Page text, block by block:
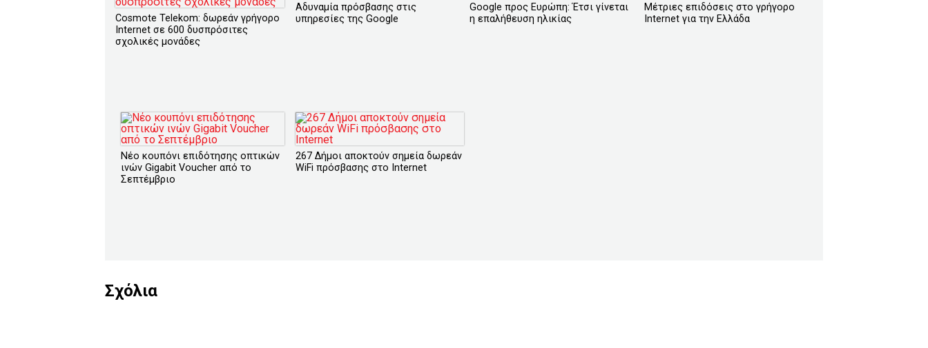
Cosmote Telekom: δωρεάν γρήγορο
Internet σε 600 δυσπρόσιτες
σχολικές μονάδες
Αδυναμία πρόσβασης στις
υπηρεσίες της Google
Google προς Ευρώπη: Έτσι γίνεται
η επαλήθευση ηλικίας
Μέτριες επιδόσεις στο γρήγορο
Internet για την Ελλάδα
Νέο κουπόνι επιδότησης οπτικών
ινών Gigabit Voucher από το
Σεπτέμβριο
267 Δήμοι αποκτούν σημεία δωρεάν
WiFi πρόσβασης στο Internet
Σχόλια